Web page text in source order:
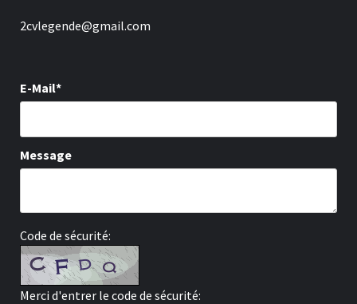
2cvlegende@gmail.com
E-Mail*
Message
Code de sécurité:
Merci d'entrer le code de sécurité: